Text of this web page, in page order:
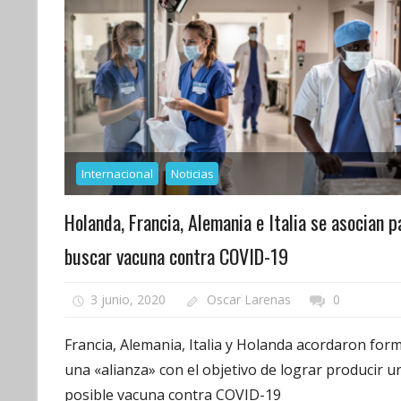
Internacional Noticias
Holanda, Francia, Alemania e Italia se asocian
buscar vacuna contra COVID-19
3 junio, 2020 Oscar Larenas 0
Francia, Alemania, Italia y Holanda acordaron
una «alianza» con el objetivo de lograr producir
posible vacuna contra COVID-19